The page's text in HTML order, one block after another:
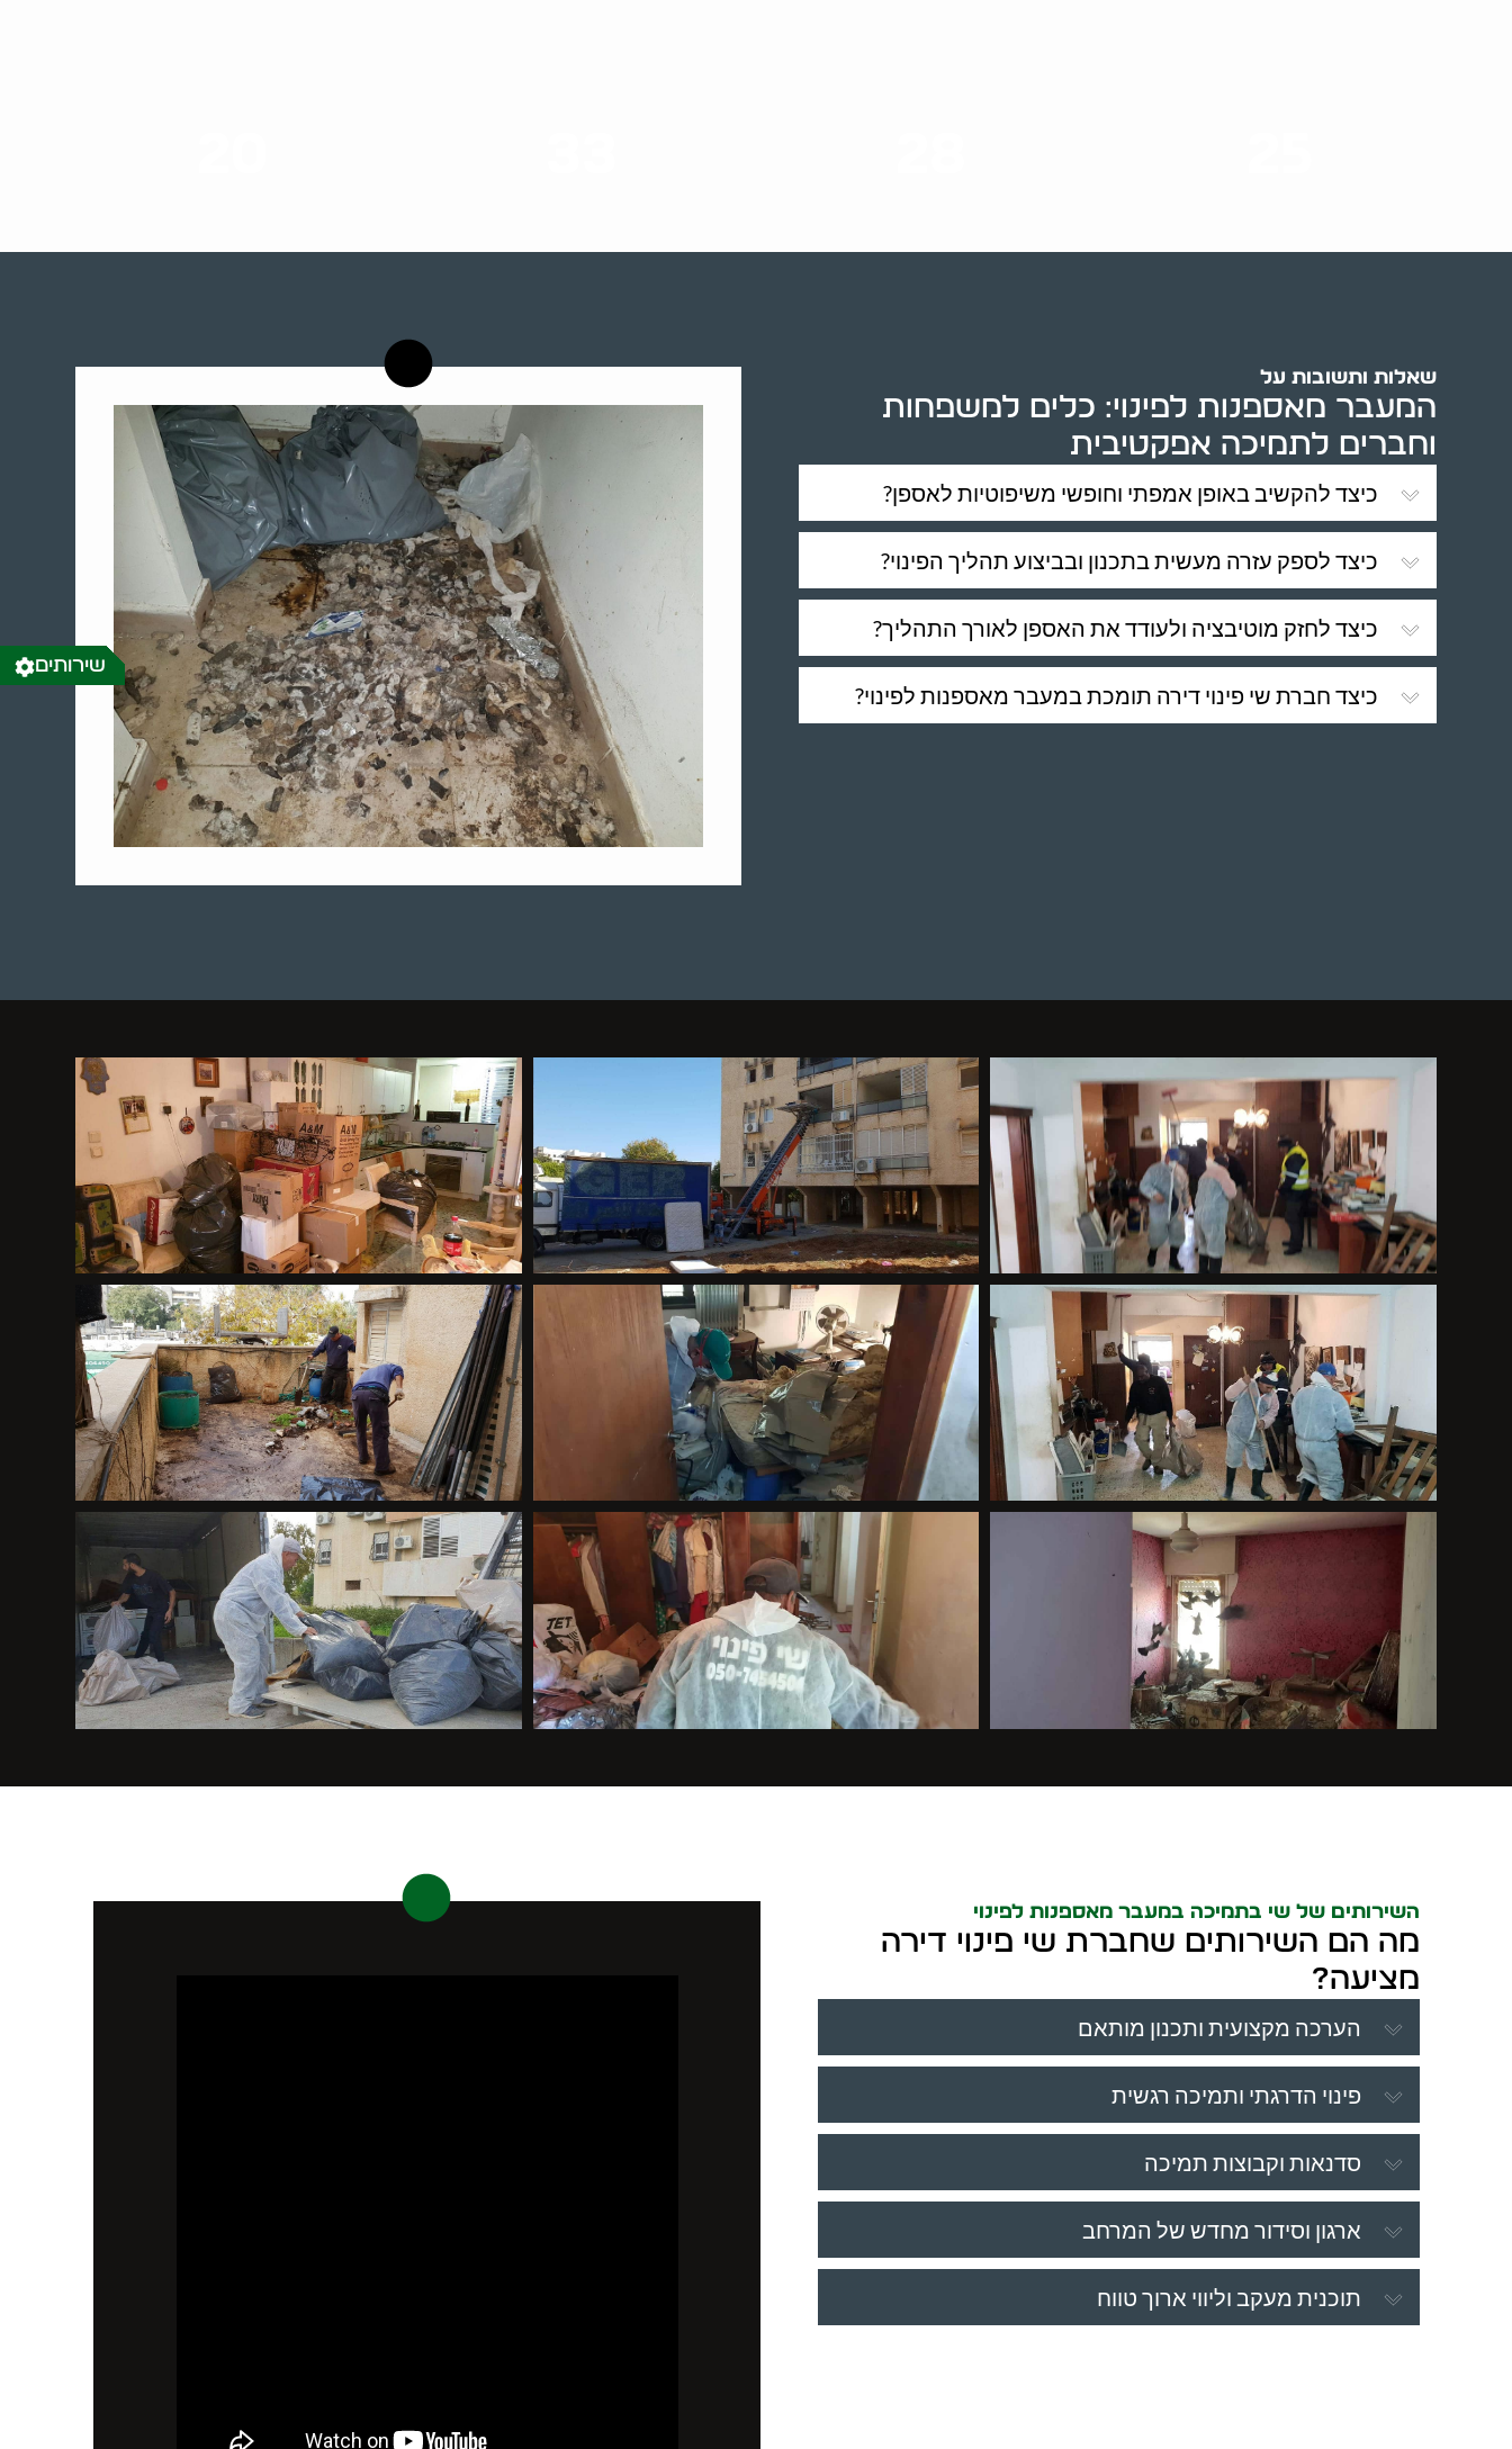
שאלות ותשובות על
המעבר מאספנות לפינוי: כלים למשפחות
וחברים לתמיכה אפקטיבית
כיצד להקשיב באופן אמפתי וחופשי משיפוטיות לאספן?
כיצד לספק עזרה מעשית בתכנון ובביצוע תהליך הפינוי?
כיצד לחזק מוטיבציה ולעודד את האספן לאורך התהליך?
כיצד חברת שי פינוי דירה תומכת במעבר מאספנות לפינוי?
השירותים של שי בתמיכה במעבר מאספנות לפינוי
מה הם השירותים שחברת שי פינוי דירה
מציעה?
הערכה מקצועית ותכנון מותאם
פינוי הדרגתי ותמיכה רגשית
סדנאות וקבוצות תמיכה
ארגון וסידור מחדש של המרחב
תוכנית מעקב וליווי ארוך טווח
שירותים